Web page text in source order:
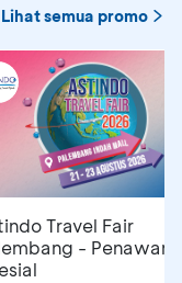
Lihat semua promo
Travel Fair
-